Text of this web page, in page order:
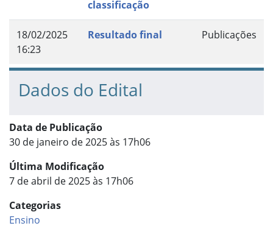
classificação
18/02/2025
16:23
Resultado final Publicações
Dados do Edital
Data de Publicação
30 de janeiro de 2025 às 17h06
Última Modificação
7 de abril de 2025 às 17h06
Categorias
Ensino